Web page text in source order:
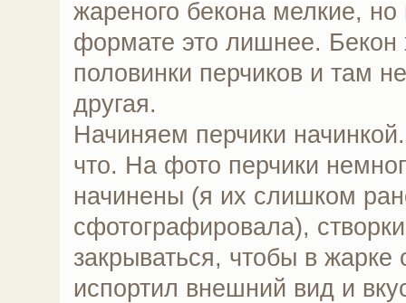
жареного бекона мелкие,
формате это лишнее. Бекон
половинки перчиков и там
другая.
Начиняем перчики
что. На фото перчики
начинены (я их слишком
сфотографировала),
закрываться, чтобы в
испортил внешний вид и